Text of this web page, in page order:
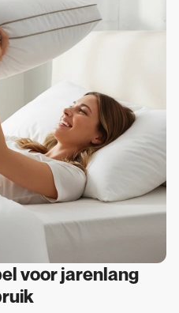
voor jarenlang